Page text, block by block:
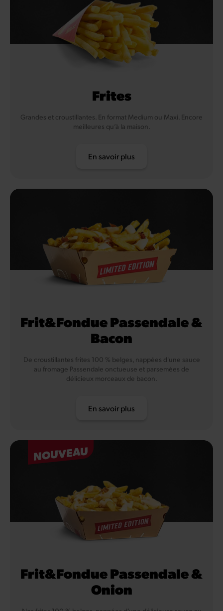
Frites
Grandes et croustillantes. En format Medium ou Maxi. Encore
meilleures qu’à la maison.
En savoir plus
Frit&Fondue Passendale &
Bacon
De croustillantes frites 100 % belges, nappées d'une sauce
au fromage Passendale onctueuse et parsemées de
délicieux morceaux de bacon.
En savoir plus
NOUVEAU
Frit&Fondue Passendale &
Onion